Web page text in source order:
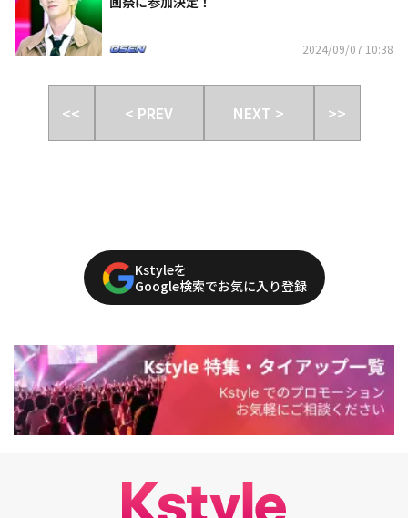
2024/09/07 10:38
<< < PREV NEXT > >>
Kstyleを
Google検索でお気に入り登録